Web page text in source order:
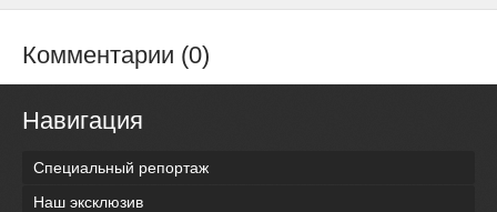
Комментарии (0)
Навигация
Специальный репортаж
Наш эксклюзив